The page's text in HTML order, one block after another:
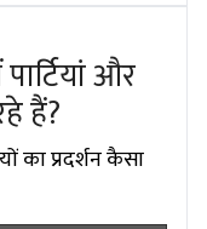
और
हैं?
का प्रदर्शन कैसा